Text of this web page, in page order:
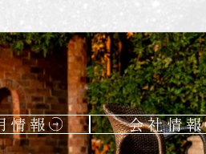
情報 会社情報